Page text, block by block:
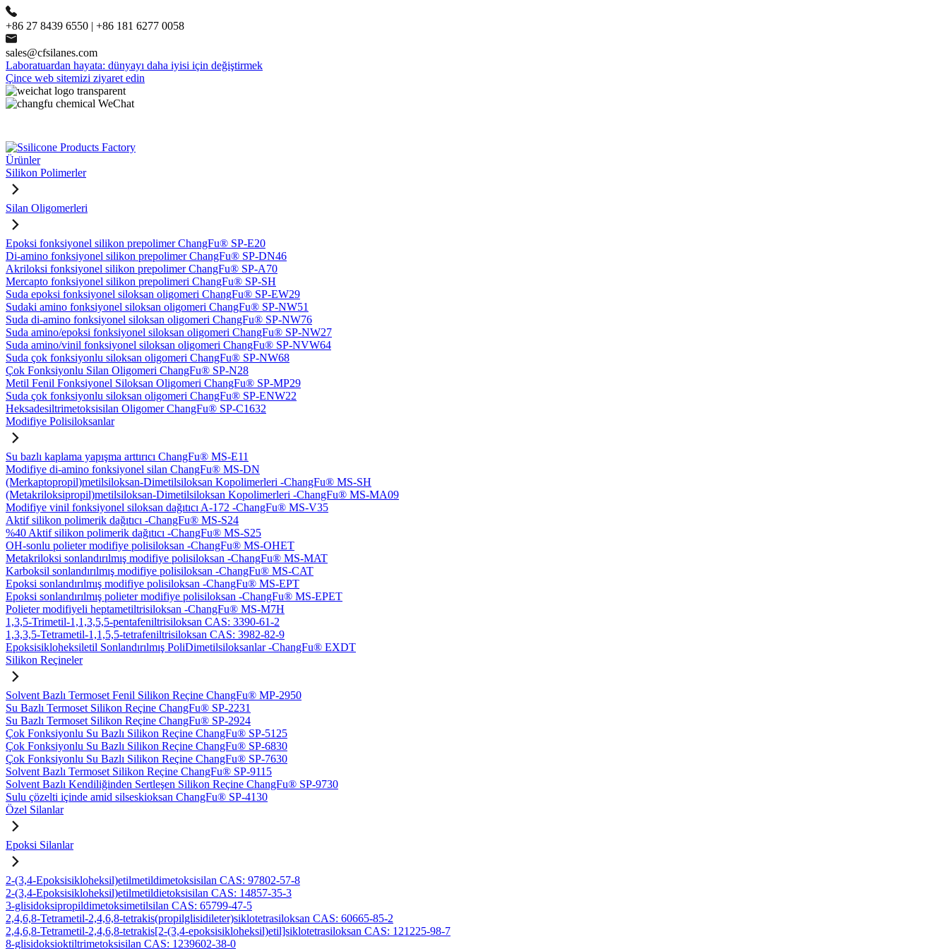
+86 27 8439 6550 | +86 181 6277 0058
sales@cfsilanes.com
Laboratuardan hayata: dünyayı daha iyisi için değiştirmek
Çince web sitemizi ziyaret edin
Ürünler
Silikon Polimerler
Silan Oligomerleri
Epoksi fonksiyonel silikon prepolimer ChangFu® SP-E20
Di-amino fonksiyonel silikon prepolimer ChangFu® SP-DN46
Akriloksi fonksiyonel silikon prepolimer ChangFu® SP-A70
Mercapto fonksiyonel silikon prepolimeri ChangFu® SP-SH
Suda epoksi fonksiyonel siloksan oligomeri ChangFu® SP-EW29
Sudaki amino fonksiyonel siloksan oligomeri ChangFu® SP-NW51
Suda di-amino fonksiyonel siloksan oligomeri ChangFu® SP-NW76
Suda amino/epoksi fonksiyonel siloksan oligomeri ChangFu® SP-NW27
Suda amino/vinil fonksiyonel siloksan oligomeri ChangFu® SP-NVW64
Suda çok fonksiyonlu siloksan oligomeri ChangFu® SP-NW68
Çok Fonksiyonlu Silan Oligomeri ChangFu® SP-N28
Metil Fenil Fonksiyonel Siloksan Oligomeri ChangFu® SP-MP29
Suda çok fonksiyonlu siloksan oligomeri ChangFu® SP-ENW22
Heksadesiltrimetoksisilan Oligomer ChangFu® SP-C1632
Modifiye Polisiloksanlar
Su bazlı kaplama yapışma arttırıcı ChangFu® MS-E11
Modifiye di-amino fonksiyonel silan ChangFu® MS-DN
(Merkaptopropil)metilsiloksan-Dimetilsiloksan Kopolimerleri -ChangFu® MS-SH
(Metakriloksipropil)metilsiloksan-Dimetilsiloksan Kopolimerleri -ChangFu® MS-MA09
Modifiye vinil fonksiyonel siloksan dağıtıcı A-172 -ChangFu® MS-V35
Aktif silikon polimerik dağıtıcı -ChangFu® MS-S24
%40 Aktif silikon polimerik dağıtıcı -ChangFu® MS-S25
OH-sonlu polieter modifiye polisiloksan -ChangFu® MS-OHET
Metakriloksi sonlandırılmış modifiye polisiloksan -ChangFu® MS-MAT
Karboksil sonlandırılmış modifiye polisiloksan -ChangFu® MS-CAT
Epoksi sonlandırılmış modifiye polisiloksan -ChangFu® MS-EPT
Epoksi sonlandırılmış polieter modifiye polisiloksan -ChangFu® MS-EPET
Polieter modifiyeli heptametiltrisiloksan -ChangFu® MS-M7H
1,3,5-Trimetil-1,1,3,5,5-pentafeniltrisiloksan CAS: 3390-61-2
1,3,3,5-Tetrametil-1,1,5,5-tetrafeniltrisiloksan CAS: 3982-82-9
Epoksisikloheksiletil Sonlandırılmış PoliDimetilsiloksanlar -ChangFu® EXDT
Silikon Reçineler
Solvent Bazlı Termoset Fenil Silikon Reçine ChangFu® MP-2950
Su Bazlı Termoset Silikon Reçine ChangFu® SP-2231
Su Bazlı Termoset Silikon Reçine ChangFu® SP-2924
Çok Fonksiyonlu Su Bazlı Silikon Reçine ChangFu® SP-5125
Çok Fonksiyonlu Su Bazlı Silikon Reçine ChangFu® SP-6830
Çok Fonksiyonlu Su Bazlı Silikon Reçine ChangFu® SP-7630
Solvent Bazlı Termoset Silikon Reçine ChangFu® SP-9115
Solvent Bazlı Kendiliğinden Sertleşen Silikon Reçine ChangFu® SP-9730
Sulu çözelti içinde amid silseskioksan ChangFu® SP-4130
Özel Silanlar
Epoksi Silanlar
2-(3,4-Epoksisikloheksil)etilmetildimetoksisilan CAS: 97802-57-8
2-(3,4-Epoksisikloheksil)etilmetildietoksisilan CAS: 14857-35-3
3-glisidoksipropildimetoksimetilsilan CAS: 65799-47-5
2,4,6,8-Tetrametil-2,4,6,8-tetrakis(propilglisidileter)siklotetrasiloksan CAS: 60665-85-2
2,4,6,8-Tetrametil-2,4,6,8-tetrakis[2-(3,4-epoksisikloheksil)etil]siklotetrasiloksan CAS: 121225-98-7
8-glisidoksioktiltrimetoksisilan CAS: 1239602-38-0